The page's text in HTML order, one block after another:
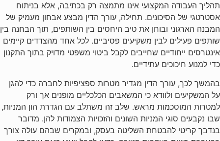
תהליך העבודה המקצועי אינו מתמצה רק בכתיבה, אלא בניתוח
אסטרטגי של הסיכונים. תחילה, עורך הדין מבצע אבחון מעמיק של
המבנה הארגוני ובוחן את טיב היחסים בין השותפים, תוך הבחנה בין
שותפים פעילים לבין משקיעים פסיביים. לכל אחד מהצדדים קיימים
אינטרסים ייחודיים שחייבים לקבל ביטוי משפטי מדויק בתוך התקנון
כדי למנוע חיכוכים עתידיים.
בהמשך לכך, עורך הדין מגדיר מטרות ספציפיות לחברה כדי להגן
על המשקיעים ולוודא כי המשאבים הכלכליים מופנים אך ורק
למטרות המוסכמות מראש. שלב זה משתלב עם הגדרת הון המניות,
שבו נקבעים סוגי המניות השונים והזכויות הצמודות להן. מדובר
בנדבך קריטי להבטחת השליטה בעסק, ובמקרים שבהם עולה צורך